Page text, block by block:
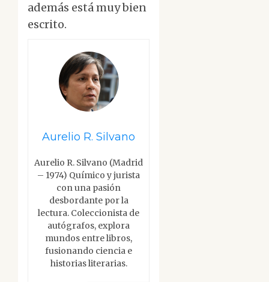
además está muy bien
escrito.
Aurelio R. Silvano
Aurelio R. Silvano (Madrid
– 1974) Químico y jurista
con una pasión
desbordante por la
lectura. Coleccionista de
autógrafos, explora
mundos entre libros,
fusionando ciencia e
historias literarias.